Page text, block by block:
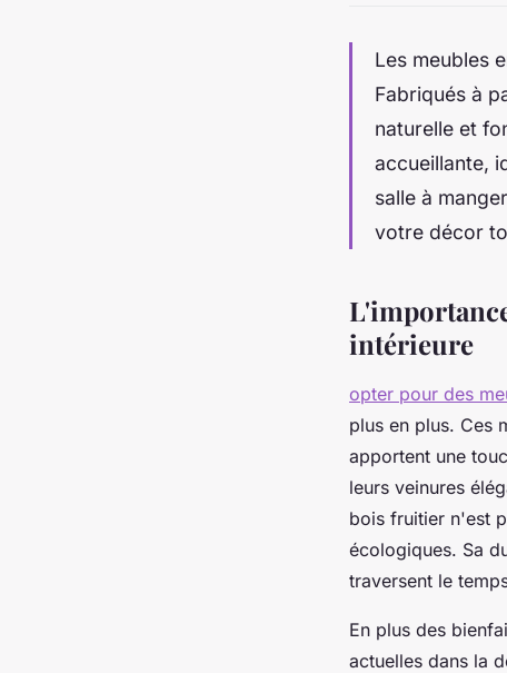
Les meubles
Fabriqués à
naturelle et
accueillante,
salle à
votre décor
intérieure
opter pour des
plus en plus. Ces
apportent une
leurs veinures
bois fruitier n'est
écologiques. Sa
traversent le
En plus des
actuelles dans la